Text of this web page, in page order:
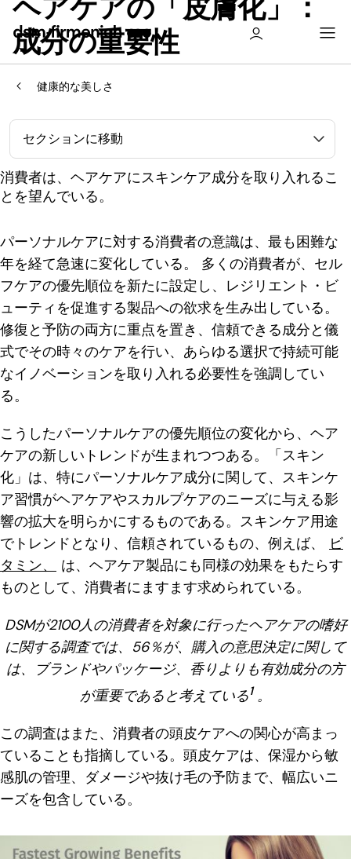
健康的な美しさ
成分の重要性
セクションに移動
消費者は、ヘアケアにスキンケア成分を取り入れるこ
とを望んでいる。
パーソナルケアに対する消費者の意識は、最も困難な
年を経て急速に変化している。 多くの消費者が、セル
フケアの優先順位を新たに設定し、レジリエント・ビ
ューティを促進する製品への欲求を生み出している。
修復と予防の両方に重点を置き、信頼できる成分と儀
式でその時々のケアを行い、あらゆる選択で持続可能
なイノベーションを取り入れる必要性を強調してい
る。
こうしたパーソナルケアの優先順位の変化から、ヘア
ケアの新しいトレンドが生まれつつある。「スキン
化」は、特にパーソナルケア成分に関して、スキンケ
ア習慣がヘアケアやスカルプケアのニーズに与える影
響の拡大を明らかにするものである。スキンケア用途
でトレンドとなり、信頼されているもの、例えば、
ビ
タミン、
は、ヘアケア製品にも同様の効果をもたらす
ものとして、消費者にますます求められている。
DSMが2100人の消費者を対象に行ったヘアケアの嗜好
に関する調査では、56％が、購入の意思決定に関して
は、ブランドやパッケージ、香りよりも有効成分の方
が重要であると考えている1。
この調査はまた、消費者の頭皮ケアへの関心が高まっ
ていることも指摘している。頭皮ケアは、保湿から敏
感肌の管理、ダメージや抜け毛の予防まで、幅広いニ
ーズを包含している。